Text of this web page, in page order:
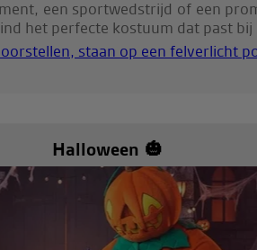
een sportwedstrijd of een
het perfecte kostuum dat past
Halloween 🎃